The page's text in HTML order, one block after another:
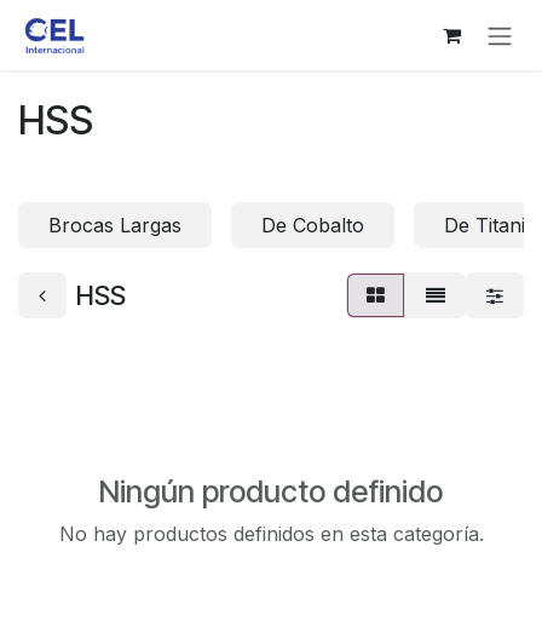
Ir al contenido
HSS
Brocas Largas De Cobalto De Titanio
HSS
Ningún producto definido
No hay productos definidos en esta categoría.